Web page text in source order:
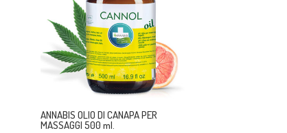
ANNABIS OLIO DI CANAPA PER
MASSAGGI 500 ml.